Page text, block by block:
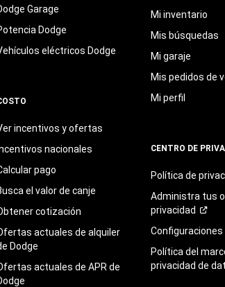
Garage
Dodge
eléctricos Dodge
incentivos y ofertas
nacionales
pago
el valor de canje
cotización
actuales de alquiler
Dodge
actuales de APR de
Mi inventario
Mis búsquedas
Mi garaje
Mis pedidos de
Mi perfil
CENTRO DE
Política de
Administra tus
privacidad
Configuraciones
Política del
privacidad de